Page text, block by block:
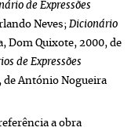
de Expressões
Neves; Dicionário
Dom Quixote, 2000, de
de Expressões
de António Nogueira
a obra